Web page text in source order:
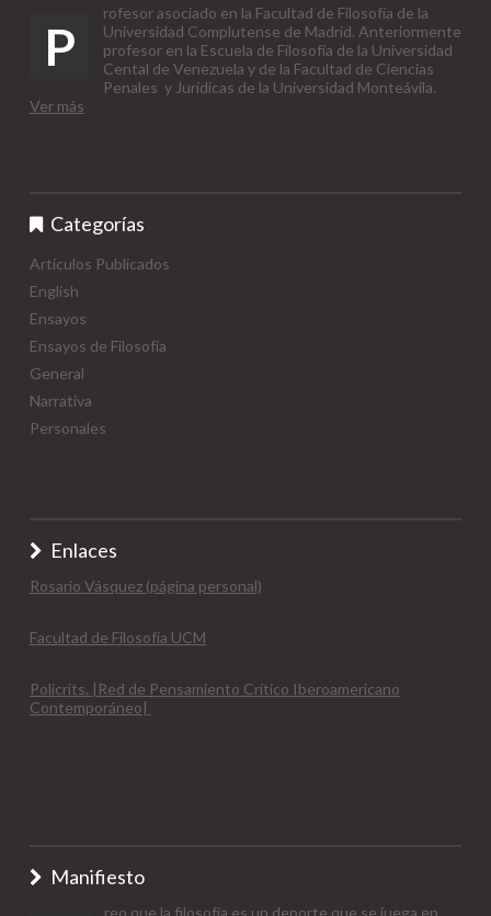
P
rofesor asociado en la Facultad de Filosofía de la
Universidad Complutense de Madrid. Anteriormente
profesor en la Escuela de Filosofía de la Universidad
Cental de Venezuela y de la Facultad de Ciencias
Penales y Jurídicas de la Universidad Monteávila.
Ver más
Categorías
Artículos Publicados
English
Ensayos
Ensayos de Filosofía
General
Narrativa
Personales
Enlaces
Rosario Vásquez (página personal)
Facultad de Filosofía UCM
Policrits. |Red de Pensamiento Crítico Iberoamericano
Contemporáneo|
Manifiesto